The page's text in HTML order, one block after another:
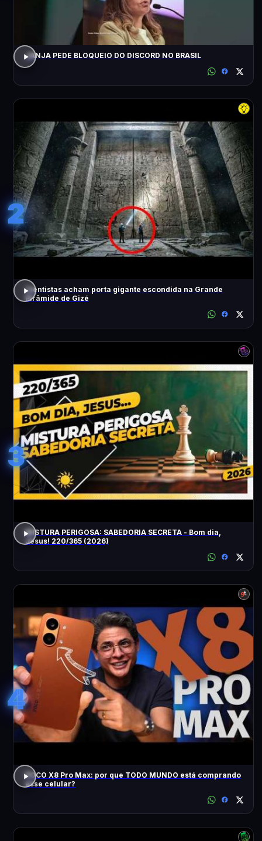
JANJA PEDE BLOQUEIO DO DISCORD NO BRASIL
2
Cientistas acham porta gigante escondida na Grande
Pirâmide de Gizé
3
MISTURA PERIGOSA: SABEDORIA SECRETA - Bom dia,
Jesus! 220/365 (2026)
4
POCO X8 Pro Max: por que TODO MUNDO está comprando
esse celular?